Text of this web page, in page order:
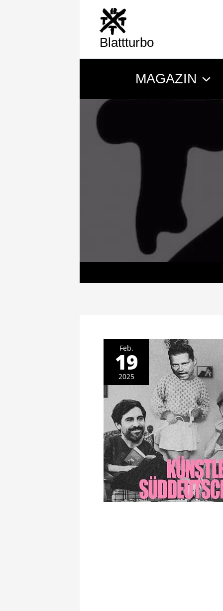
Blattturbo
MAGAZIN
Feb.
19
2025